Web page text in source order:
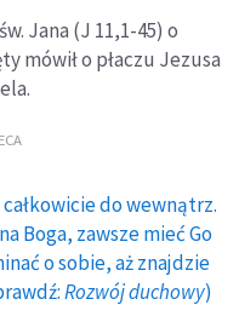
Jana (J 11,1-45) o
mówił o płaczu Jezusa
do wewnątrz.
Boga, zawsze mieć Go
o sobie, aż znajdzie
Rozwój duchowy)